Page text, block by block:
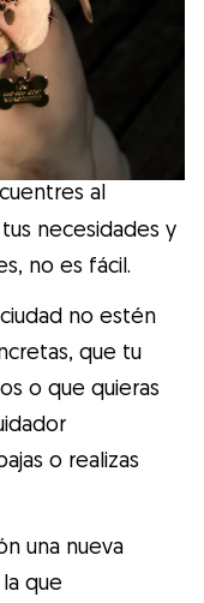
encontrar y
al
necesidades y
no es fácil.
no estén
que tu
o que quieras
o realizas
una nueva
que